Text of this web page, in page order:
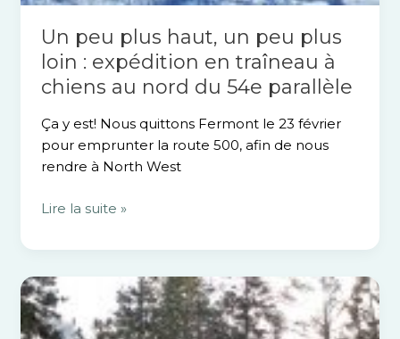
Un peu plus haut, un peu plus
loin : expédition en traîneau à
chiens au nord du 54e parallèle
Ça y est! Nous quittons Fermont le 23 février
pour emprunter la route 500, afin de nous
rendre à North West
parallèle
Lire la suite »
10
activités
hivernales